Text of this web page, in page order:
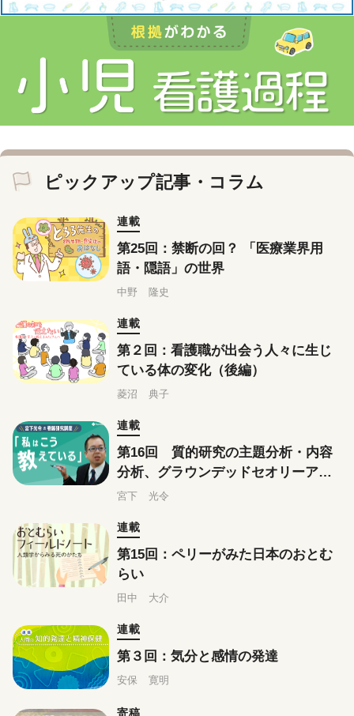
ピックアップ記事・コラム
連載
第25回：禁断の回？ 「医療業界用
語・隠語」の世界
中野 隆史
連載
第２回：看護職が出会う人々に生じ
ている体の変化（後編）
菱沼 典子
連載
第16回 質的研究の主題分析・内容
分析、グラウンデッドセオリーアプ
ローチはこう教えている
宮下 光令
連載
第15回：ペリーがみた日本のおとむ
らい
田中 大介
連載
第３回：気分と感情の発達
安保 寛明
寄稿